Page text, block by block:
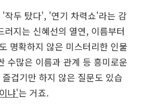
작두 탔다', '연기 차력쇼'라는 감
러지는 신혜선의 열연, 이름부터
명확하지 않은 미스터리한 인물
수많은 이름과 관계 등 흥미로운
겁기만 하지 않은 질문도 있습
냐'는 거죠.